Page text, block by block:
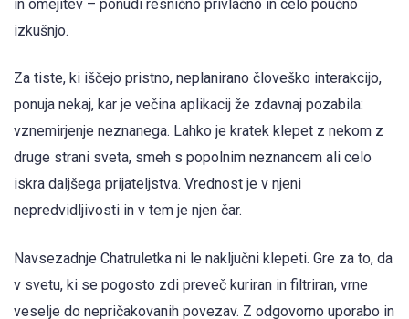
in omejitev – ponudi resnično privlačno in celo poučno
izkušnjo.
Za tiste, ki iščejo pristno, neplanirano človeško interakcijo,
ponuja nekaj, kar je večina aplikacij že zdavnaj pozabila:
vznemirjenje neznanega. Lahko je kratek klepet z nekom z
druge strani sveta, smeh s popolnim neznancem ali celo
iskra daljšega prijateljstva. Vrednost je v njeni
nepredvidljivosti in v tem je njen čar.
Navsezadnje Chatruletka ni le naključni klepeti. Gre za to, da
v svetu, ki se pogosto zdi preveč kuriran in filtriran, vrne
veselje do nepričakovanih povezav. Z odgovorno uporabo in